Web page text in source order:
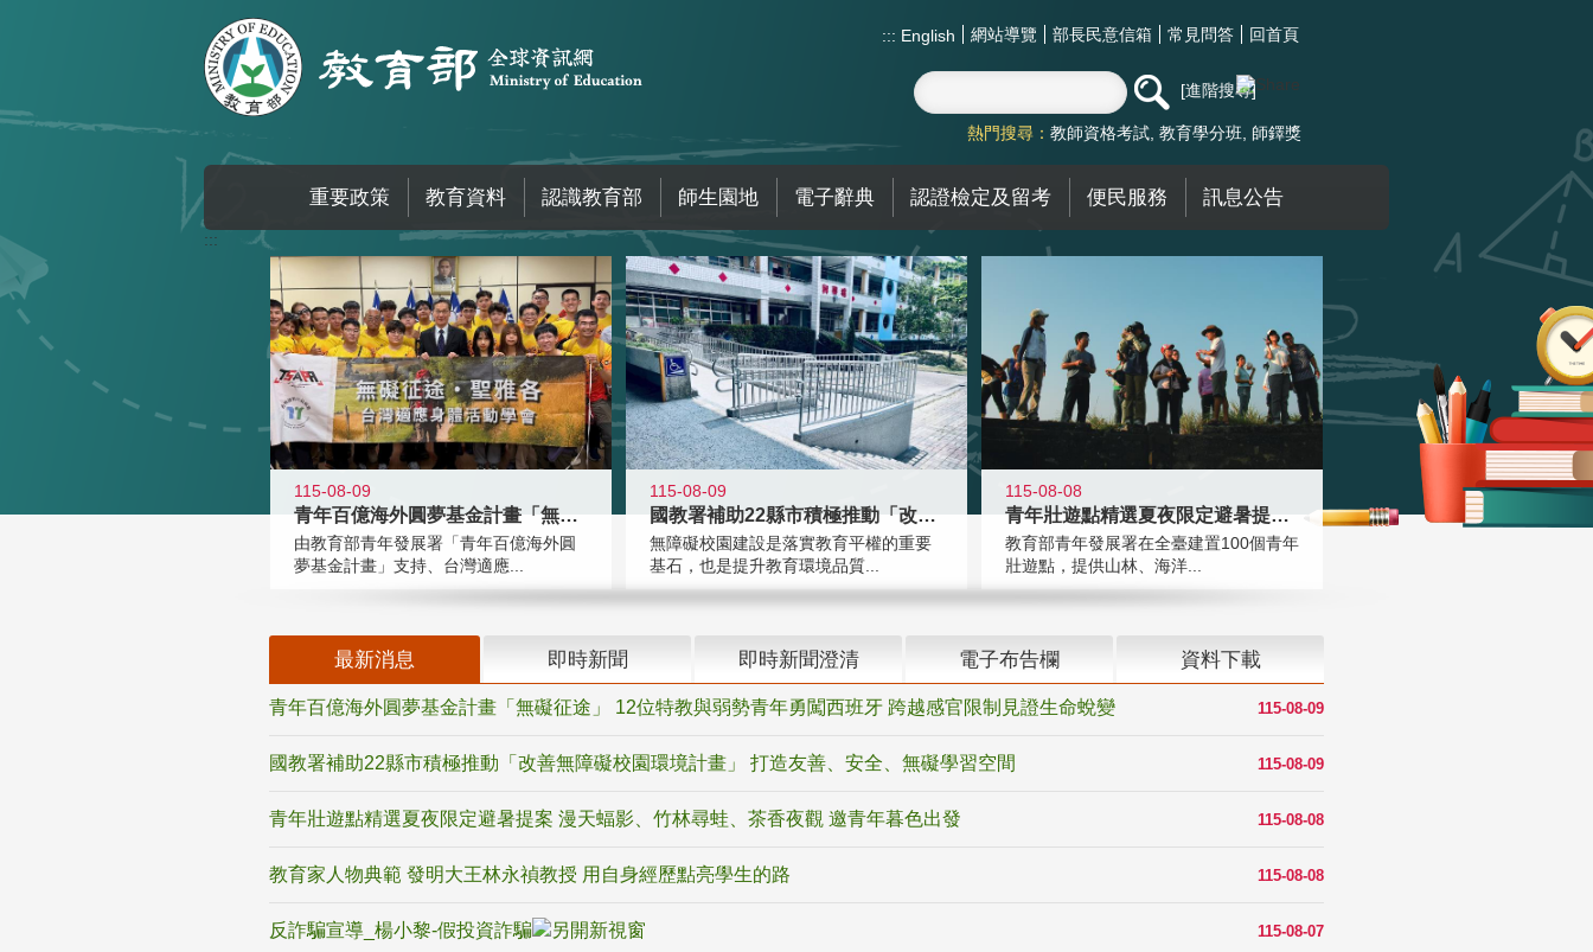
::: English 網站導覽 部長民意信箱 常見問答 回首頁
進階搜尋
熱門搜尋： 教師資格考試 教育學分班 師鐸獎
重要政策 教育資料 認識教育部 師生園地 電子辭典 認證檢定及留考 便民服務 訊息公告
:::
115-08-09
青年百億海外圓夢基金計畫「無礙征途
由教育部青年發展署「青年百億海外圓
夢基金計畫」支持、台灣適應...
115-08-09
國教署補助22縣市積極推動「改善無
無障礙校園建設是落實教育平權的重要
基石，也是提升教育環境品質...
115-08-08
青年壯遊點精選夏夜限定避暑提案 漫
教育部青年發展署在全臺建置100個青年
壯遊點，提供山林、海洋...
最新消息 即時新聞 即時新聞澄清 電子布告欄 資料下載
115-08-09
青年百億海外圓夢基金計畫「無礙征途」 12位特教與弱勢青年勇闖西班牙 跨越感官限制見證生命蛻變
115-08-09
國教署補助22縣市積極推動「改善無障礙校園環境計畫」 打造友善、安全、無礙學習空間
115-08-08
青年壯遊點精選夏夜限定避暑提案 漫天蝠影、竹林尋蛙、茶香夜觀 邀青年暮色出發
115-08-08
教育家人物典範 發明大王林永禎教授 用自身經歷點亮學生的路
115-08-07
反詐騙宣導_楊小黎-假投資詐騙